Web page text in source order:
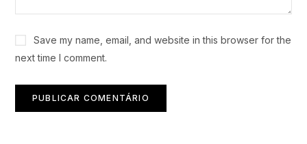
Save my name, email, and website in this browser for the
next time I comment.